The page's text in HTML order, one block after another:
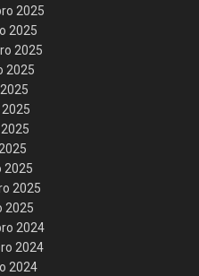
2025
2025
2025
2025
2025
2025
2025
2024
2024
2024